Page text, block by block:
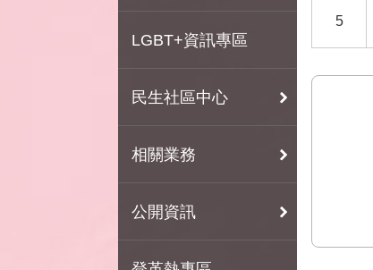
LGBT+資訊專區
民生社區中心
相關業務
公開資訊
5